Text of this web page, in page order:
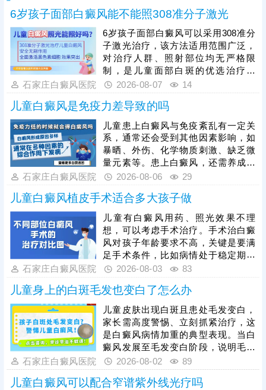
6岁孩子面部白癜风能不能照308准分子激光
6岁孩子面部白癜风可以采用308准分
子激光治疗，该方法适用范围广泛，
对治疗人群、照射部位均无严格限
制，是儿童面部白斑的优选治疗方
式。308准分子激光属于靶向治疗，
可直接作用于面部白斑病灶，刺激黑
色素细胞增殖、修复，促进黑色素合
成，有效淡化、消退面部白斑，且不
会损伤周边正常皮肤，安全性适配儿
童娇嫩肌肤。儿童面部治疗需严格把
控激光剂量，同时需坚持规律照射治
疗，白癜风恢复周期较长，规律疗程
治疗才能稳固疗效，杜绝白斑反复。
石家庄白癜风医院 2026-08-07 14
儿童白癜风是免疫力差导致的吗
儿童患上白癜风与免疫紊乱有一定关
系，通常还会受到其他因素影响，如
暴晒、外伤、化学物质刺激、缺乏微
量元素等。患上白癜风，还需养成健
康生活习惯，规律作息，均衡饮食，
能，为白斑复色助力。另一方面，要
重视规范治疗，在医生指导下个性化
用药、照光，促进黑色素细胞修复、
恢复活性，令表皮黑色素再分泌，使
肤色渐趋正常。
石家庄白癜风医院 2026-08-06 29
儿童白癜风植皮手术适合多大孩子做
儿童有白癜风用药、照光效果不理
想，可以考虑手术治疗。手术治白癜
风对孩子年龄要求不高，关键是要满
足手术条件，比如病情处于稳定期、
非外伤型白癜风、非瘢痕体质，术前
的手术方法被应用到白癜风临床治疗
当中：黑色素细胞种植，与植皮手术
相比，自体活性色素细胞移植成活
快，着色均匀，不留疤痕，复色成功
率高。做手术认准正规医院，经验丰
富的医生操作，告知术前术后护理事
项，一次治疗成功率更高。
石家庄白癜风医院 2026-08-03 83
儿童身上的白斑毛发也变白了怎么办
儿童皮肤出现白斑且患处毛发变白，
家长需高度警惕、立刻抓紧治疗，这
是白癜风病情加重的典型表现。当白
癜风发展至毛发变白阶段，说明毛囊
黑色素细胞已受损，治疗难度会明显
增加，家长切勿病急乱投医，随意使
用偏方、激素类药膏盲目医治，儿童
石家庄白癜风医院 2026-08-02 89
儿童白癜风可以配合窄谱紫外线光疗吗